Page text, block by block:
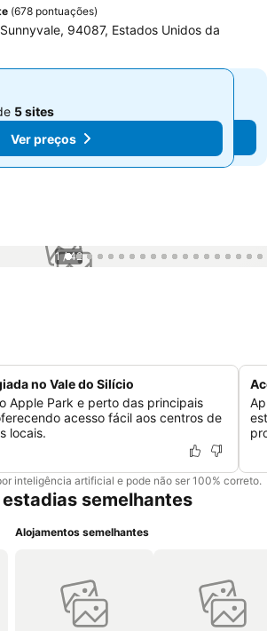
(678 pontuações)
94087, Estados Unidos da
5 sites
Ver preços
5 sites
Ver preços
1 / 42
no Vale do Silício
Apple Park e perto das principais
acesso fácil aos centros de
locais.
inteligência artificial e pode não ser 100% correto.
semelhantes
Alojamentos semelhantes